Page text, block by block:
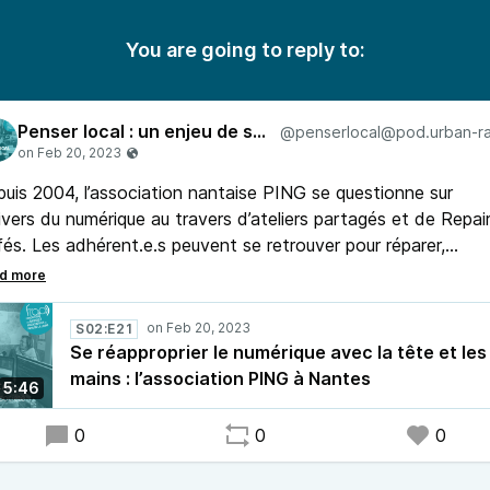
You are going to reply to:
Penser local : un enjeu de société
2004, l’association nantaise PING se questionne sur
du numérique au travers d’ateliers partagés et de
Les adhérent.e.s peuvent se retrouver pour réparer,
ou fabriquer des objets électroniques. Yelena
de Prun’ est allée à la rencontre de Grégoire,
de l’association.
5:46
S02:E21
Se réapproprier le numérique avec la tête et les
mains : l’association PING à Nantes
0 0 0